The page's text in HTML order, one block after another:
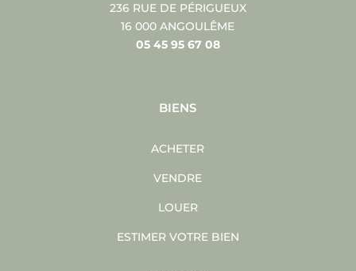
236 RUE DE PÉRIGUEUX
16 000 ANGOULÊME
05 45 95 67 08
BIENS
ACHETER
VENDRE
LOUER
ESTIMER VOTRE BIEN